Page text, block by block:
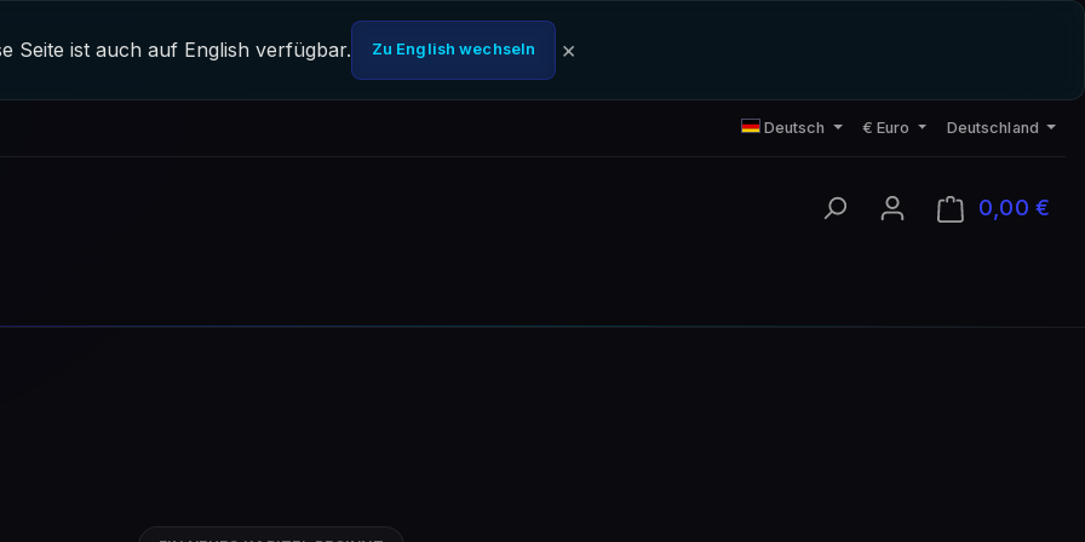
Seite ist auch auf English verfügbar.
Zu English wechseln ×
Deutsch € Euro Deutschland
0,00 €